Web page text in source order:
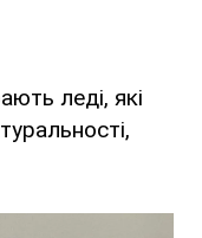
леді, які